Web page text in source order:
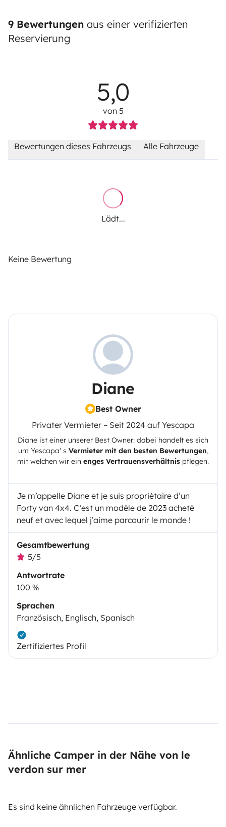
9 Bewertungen aus einer verifizierten
Reservierung
5,0
von 5
Bewertungen dieses Fahrzeugs Alle Fahrzeuge
Lädt...
Keine Bewertung
Diane
Best Owner
Privater Vermieter – Seit 2024 auf Yescapa
Diane ist einer unserer Best Owner: dabei handelt es sich
um Yescapa' s Vermieter mit den besten Bewertungen,
mit welchen wir ein enges Vertrauensverhältnis pflegen.
Je m’appelle Diane et je suis propriétaire d’un
Forty van 4x4. C’est un modèle de 2023 acheté
neuf et avec lequel j’aime parcourir le monde !
Gesamtbewertung
5/5
Antwortrate
100 %
Sprachen
Französisch, Englisch, Spanisch
Zertifiziertes Profil
Ähnliche Camper in der Nähe von le
verdon sur mer
Es sind keine ähnlichen Fahrzeuge verfügbar.